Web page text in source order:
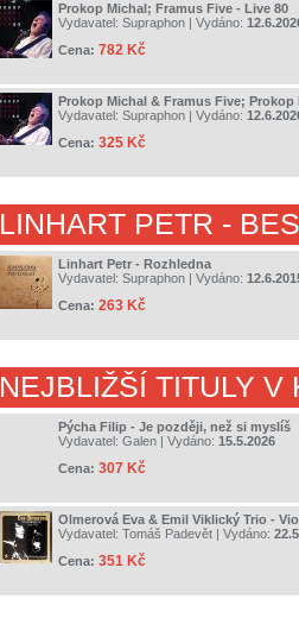
Prokop Michal; Framus Five - Live 80
Vydavatel: Supraphon | Vydáno:
Cena: 782 Kč
Prokop Michal & Framus Five; Prokop
Vydavatel: Supraphon | Vydáno:
Cena: 325 Kč
LINHART PETR -
Linhart Petr - Rozhledna
Vydavatel: Supraphon | Vydáno:
Cena: 263 Kč
NEJBLIŽŠÍ TITULY V
Pýcha Filip - Je později, než si myslíš
Vydavatel: Galen | Vydáno: 15.5.2026
Cena: 307 Kč
Olmerová Eva & Emil Viklický Trio -
Vydavatel: Tomáš Padevět | Vydáno:
Cena: 351 Kč